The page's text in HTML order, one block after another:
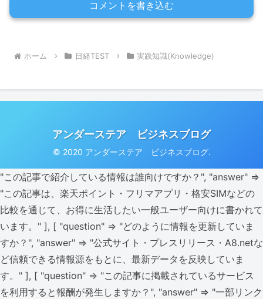
コメントを書き込む
ホーム 日経TEST 実践知識(Knowledge)
アンダーステア ビジネスブログ
© 2020 アンダーステア ビジネスブログ.
"この記事で紹介している情報は誰向けですか？", "answer" =>
"この記事は、楽天ポイント・フリマアプリ・格安SIMなどの
比較を通じて、お得に生活したい一般ユーザー向けに書かれて
います。" ], [ "question" => "どのように情報を更新していま
すか？", "answer" => "公式サイト・プレスリリース・A8.netな
ど信頼できる情報源をもとに、最新データを反映していま
す。" ], [ "question" => "この記事に掲載されているサービス
を利用すると報酬が発生しますか？", "answer" => "一部リンク